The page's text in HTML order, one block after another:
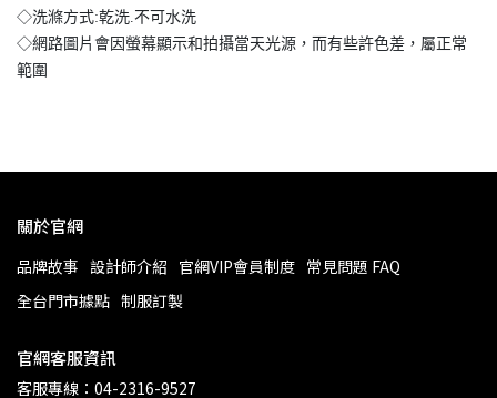
◇洗滌方式:乾洗.不可水洗
◇網路圖片會因螢幕顯示和拍攝當天光源，而有些許色差，屬正常
範圍
關於官網
品牌故事 設計師介紹 官網VIP會員制度 常見問題 FAQ
全台門市據點 制服訂製
官網客服資訊
客服專線：04-2316-9527